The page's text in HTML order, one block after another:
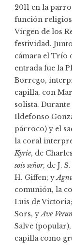
2011 en la
función
Virgen de los
festividad.
cámara el Trío
entrada fue la
Borrego,
capilla, con
solista.
Ildefonso
párroco) y el
la coral
Kyrie, de
sois señor, de J.
H. Giffen; y
comunión, la
Luis de Victoria;
Sors, yAve
Salve
capilla como